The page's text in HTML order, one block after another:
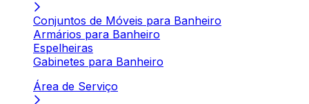
Conjuntos de Móveis para Banheiro
Armários para Banheiro
Espelheiras
Gabinetes para Banheiro
Área de Serviço